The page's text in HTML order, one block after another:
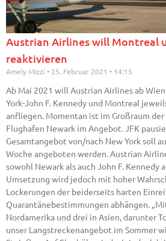
Austrian Airlines will Montreal
reaktivieren
Amely Mizzi 25. Februar 2021 14:15
Ab Mai 2021 will Austrian Airlines ab
York-John F. Kennedy und Montreal
anfliegen. Momentan ist im Großraum
Flughafen Newark im Angebot. JFK
Gesamtangebot von/nach New York soll
Woche angeboten werden. Austrian
sowohl Newark als auch John F.
Umsetzung wird jedoch mit hoher
Lockerungen der beiderseits harten
Quarantänebestimmungen abhängen.
Nordamerika und drei in Asien, darunter
unser Langstreckenangebot im Sommer